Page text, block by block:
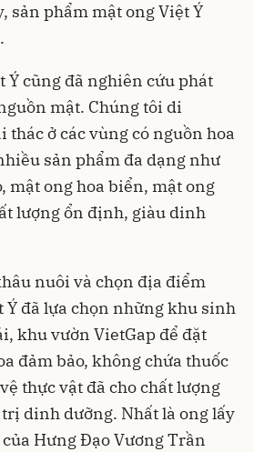
sản phẩm mật ong Việt Ý
Ý cũng đã nghiên cứu phát
mật. Chúng tôi di
ở các vùng có nguồn hoa
sản phẩm đa dạng như
mật ong hoa biển, mật ong
lượng ổn định, giàu dinh
nuôi và chọn địa điểm
Ý đã lựa chọn những khu sinh
khu vườn VietGap để đặt
đảm bảo, không chứa thuốc
thực vật đã cho chất lượng
dinh dưỡng. Nhất là ong lấy
Hưng Đạo Vương Trần